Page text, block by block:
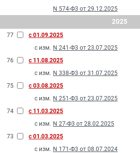
N 574-Ф3 от 29.12.2025
2025
77
с 01.09.2025
с изм. N 241-Ф3 от 23.07.2025
76
с 11.08.2025
с изм. N 338-Ф3 от 31.07.2025
75
с 03.08.2025
с изм. N 251-Ф3 от 23.07.2025
74
с 11.03.2025
с изм. N 27-Ф3 от 28.02.2025
73
с 01.03.2025
с изм. N 171-Ф3 от 08.07.2024